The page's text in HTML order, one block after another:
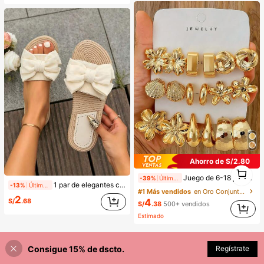
-13% 1 par de elegantes chanclas de playa con decoración de lazo en blanco & negro, diseño antideslizante de punta abierta, adecuado para ocio en casa, vacaciones, fiestas, citas, regreso a la escuela, cumpleaños o regalo del Día de la Madre
S/2.68
Ahorro de S/2.80
-39% Juego de 6-18 piezas de pendientes dorados para mujer, moda para fiestas, viajes y vacaciones, regalo de compromiso, adecuado para diversas ocasiones, (hecho de material compuesto CCB de baja alergia y no desvanecimiento), regalo para ella
#1 Más vendidos
en Oro Conjuntos de Aretes para Mujeres
S/4.38 500+ vendidos
Estimado
1
Consigue 15% de dscto. Regístrate